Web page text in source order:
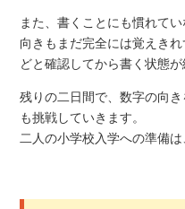
また、書くことにも慣れて
向きもまだ完全には覚えき
どと確認してから書く状態が
残りの二日間で、数字の向
も挑戦していきます。
二人の小学校入学への準備は